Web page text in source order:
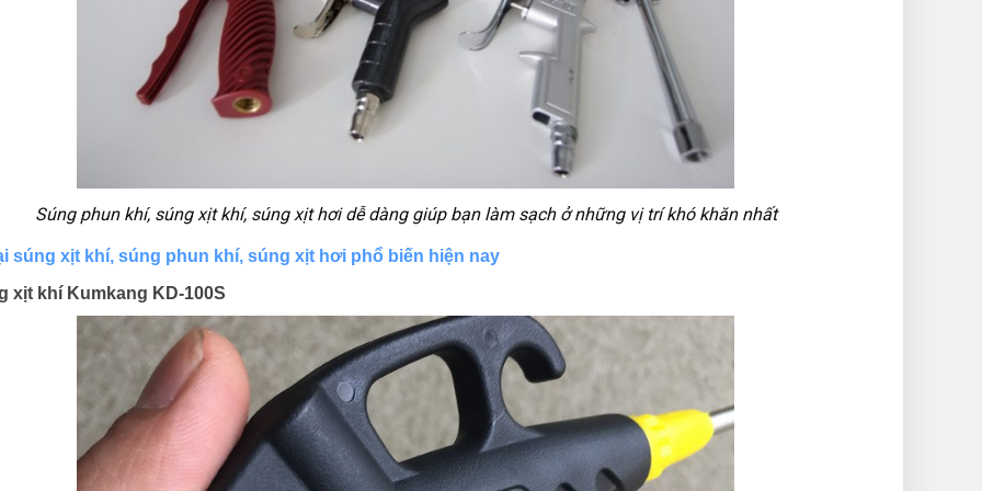
Súng phun khí, súng xịt khí, súng xịt hơi dễ dàng giúp bạn làm sạch ở những vị trí khó khăn nhất
súng xịt khí, súng phun khí, súng xịt hơi phổ biến hiện nay
xịt khí Kumkang KD-100S